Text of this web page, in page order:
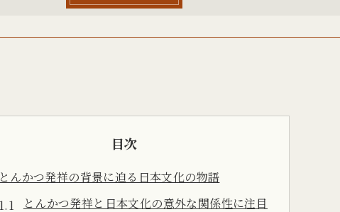
目次
とんかつ発祥の背景に迫る日本文化の物語
とんかつ発祥と日本文化の意外な関係性に注目